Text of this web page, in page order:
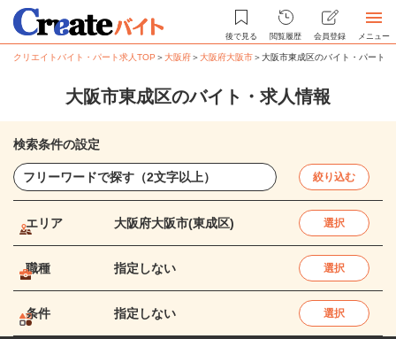
後で見る 閲覧履歴 会員登録 メニュー
クリエイトバイト・パート求人TOP ＞大阪府＞大阪府大阪市＞大阪市東成区のバイト・パート求
大阪市東成区のバイト・求人情報
検索条件の設定
絞り込む
エリア 大阪府大阪市(東成区) 選択
職種 指定しない 選択
条件 指定しない 選択